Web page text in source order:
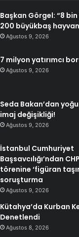
Başkan Görgel: “8
200 büyükbaş
Ağustos 9, 2026
7 milyon yatırımcı
Ağustos 9, 2026
Seda Bakan’dan
imaj değişikliği!
Ağustos 9, 2026
İstanbul Cumhuriyet
Başsavcılığı’ndan
törenine ‘figüran
soruşturma
Ağustos 9, 2026
Kütahya’da Kurban
Denetlendi
Ağustos 8, 2026